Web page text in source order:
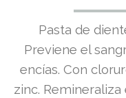
Pasta de
Previene el
encías. Con
zinc.